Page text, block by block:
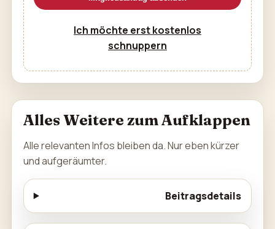
Ich möchte erst kostenlos
schnuppern
Alles Weitere zum Aufklappen
Alle relevanten Infos bleiben da. Nur eben kürzer
und aufgeräumter.
Beitragsdetails